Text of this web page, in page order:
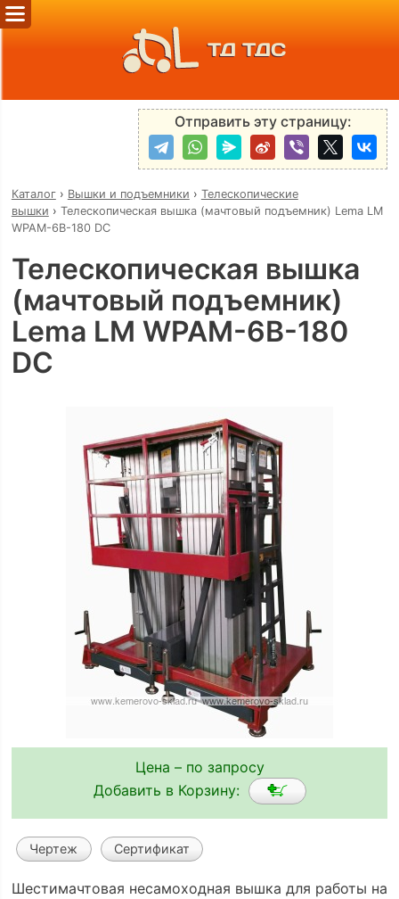
ТД ТДС
Отправить эту страницу:
Каталог› Вышки и подъемники › Телескопические
вышки › Телескопическая вышка (мачтовый подъемник) Lema LM
WPAM-6B-180 DC
Телескопическая вышка
(мачтовый подъемник)
Lema LM WPAM-6B-180
DC
Цена – по запросу
Добавить в Корзину:
Чертеж Сертификат
Шестимачтовая несамоходная вышка для работы на